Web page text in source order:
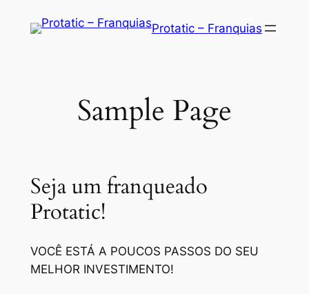
Protatic – Franquias
Sample Page
Seja um franqueado
Protatic!
VOCÊ ESTÁ A POUCOS PASSOS DO SEU
MELHOR INVESTIMENTO!